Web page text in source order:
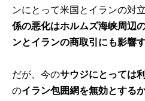
ンにとって米国とイランの対
係の悪化はホルムズ海峡周辺
ンとイランの商取引にも影響す
だが、今のサウジにとっては
のイラン包囲網を無効とする